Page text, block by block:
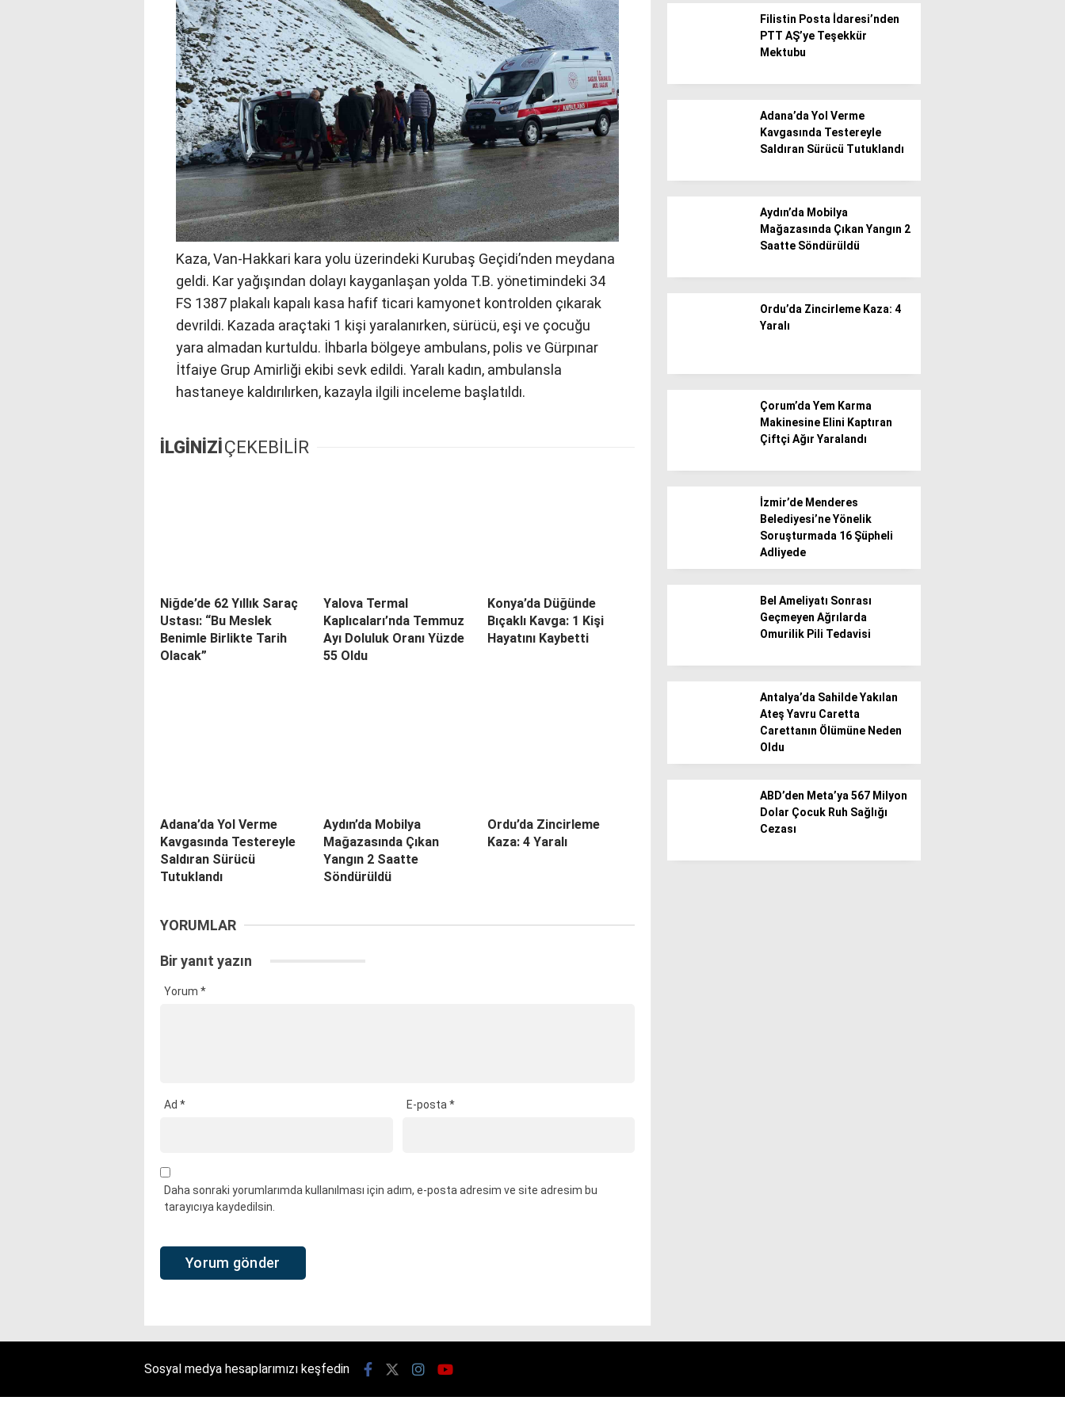
Kaza, Van-Hakkari kara yolu üzerindeki Kurubaş Geçidi’nden meydana
geldi. Kar yağışından dolayı kayganlaşan yolda T.B. yönetimindeki 34
FS 1387 plakalı kapalı kasa hafif ticari kamyonet kontrolden çıkarak
devrildi. Kazada araçtaki 1 kişi yaralanırken, sürücü, eşi ve çocuğu
yara almadan kurtuldu. İhbarla bölgeye ambulans, polis ve Gürpınar
İtfaiye Grup Amirliği ekibi sevk edildi. Yaralı kadın, ambulansla
hastaneye kaldırılırken, kazayla ilgili inceleme başlatıldı.
İLGİNİZİÇEKEBİLİR
Niğde’de 62 Yıllık Saraç
Ustası: “Bu Meslek
Benimle Birlikte Tarih
Olacak”
Yalova Termal
Kaplıcaları’nda Temmuz
Ayı Doluluk Oranı Yüzde
55 Oldu
Konya’da Düğünde
Bıçaklı Kavga: 1 Kişi
Hayatını Kaybetti
Adana’da Yol Verme
Kavgasında Testereyle
Saldıran Sürücü
Tutuklandı
Aydın’da Mobilya
Mağazasında Çıkan
Yangın 2 Saatte
Söndürüldü
Ordu’da Zincirleme
Kaza: 4 Yaralı
YORUMLAR
Bir yanıt yazın
Yorum *
Ad * E-posta *
Daha sonraki yorumlarımda kullanılması için adım, e-posta adresim ve site adresim bu
tarayıcıya kaydedilsin.
Filistin Posta İdaresi’nden
PTT AŞ’ye Teşekkür
Mektubu
Adana’da Yol Verme
Kavgasında Testereyle
Saldıran Sürücü Tutuklandı
Aydın’da Mobilya
Mağazasında Çıkan Yangın 2
Saatte Söndürüldü
Ordu’da Zincirleme Kaza: 4
Yaralı
Çorum’da Yem Karma
Makinesine Elini Kaptıran
Çiftçi Ağır Yaralandı
İzmir’de Menderes
Belediyesi’ne Yönelik
Soruşturmada 16 Şüpheli
Adliyede
Bel Ameliyatı Sonrası
Geçmeyen Ağrılarda
Omurilik Pili Tedavisi
Antalya’da Sahilde Yakılan
Ateş Yavru Caretta
Carettanın Ölümüne Neden
Oldu
ABD’den Meta’ya 567 Milyon
Dolar Çocuk Ruh Sağlığı
Cezası
Sosyal medya hesaplarımızı keşfedin